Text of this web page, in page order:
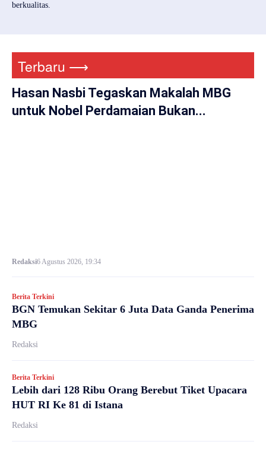
berkualitas.
Terbaru ⟶
Hasan Nasbi Tegaskan Makalah MBG
untuk Nobel Perdamaian Bukan...
Redaksi6 Agustus 2026, 19:34
Berita Terkini
BGN Temukan Sekitar 6 Juta Data Ganda Penerima
MBG
Redaksi
Berita Terkini
Lebih dari 128 Ribu Orang Berebut Tiket Upacara
HUT RI Ke 81 di Istana
Redaksi